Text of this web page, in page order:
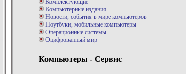
Комплектующие
Компьютерные издания
Новости, события в мире компьютеров
Ноутбуки, мобильные компьютеры
Операционные системы
Оцифрованный мир
Компьютеры - Сервис